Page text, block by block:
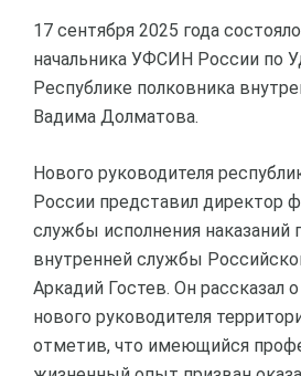
17 сентября 2025 года
начальника УФСИН России по
Республике полковника
Вадима Долматова.
Нового руководителя
России представил директор
службы исполнения наказаний
внутренней службы
Аркадий Гостев. Он рассказал
нового руководителя
отметив, что имеющийся